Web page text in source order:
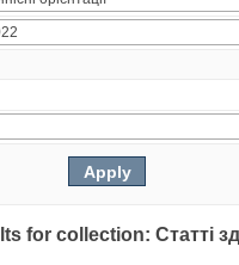
for collection: Статті